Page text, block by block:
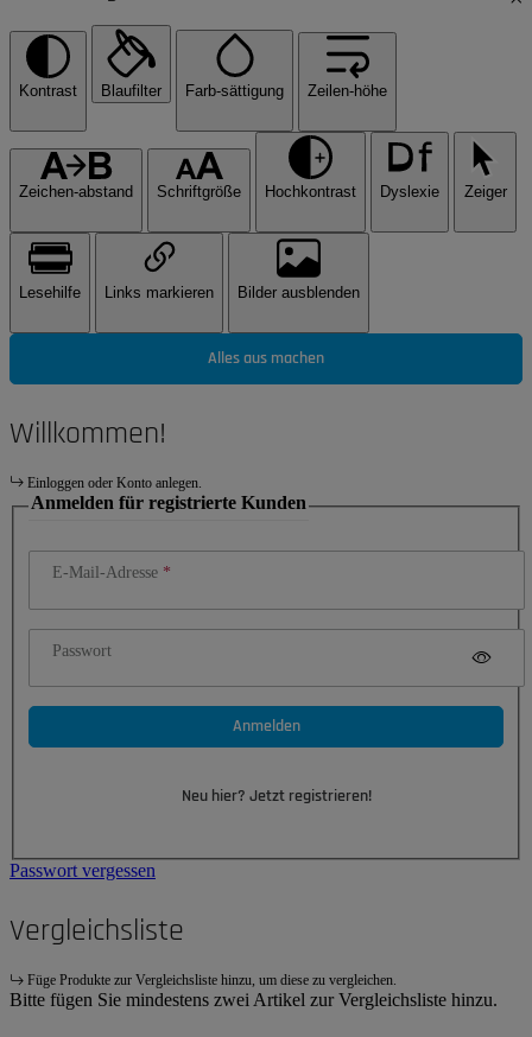
Kontrast Blaufilter Farb-sättigung Zeilen-höhe
Zeichen-abstand Schriftgröße Hochkontrast Dyslexie Zeiger
Lesehilfe Links markieren Bilder ausblenden
Alles aus machen
Willkommen!
Einloggen oder Konto anlegen.
Anmelden für registrierte Kunden
E-Mail-Adresse
Passwort
Anmelden
Neu hier? Jetzt registrieren!
Passwort vergessen
Vergleichsliste
Füge Produkte zur Vergleichsliste hinzu, um diese zu vergleichen.
Bitte fügen Sie mindestens zwei Artikel zur Vergleichsliste hinzu.